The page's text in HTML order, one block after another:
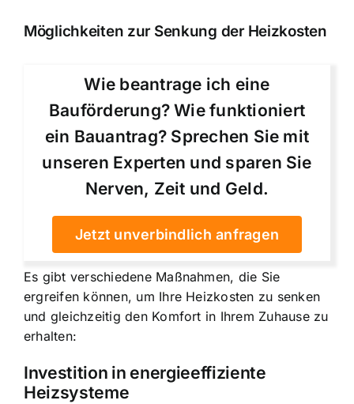
Möglichkeiten zur Senkung der Heizkosten
Wie beantrage ich eine
Bauförderung? Wie funktioniert
ein Bauantrag? Sprechen Sie mit
unseren Experten und sparen Sie
Nerven, Zeit und Geld.
Jetzt unverbindlich anfragen
Es gibt verschiedene Maßnahmen, die Sie
ergreifen können, um Ihre Heizkosten zu senken
und gleichzeitig den Komfort in Ihrem Zuhause zu
erhalten:
Investition in energieeffiziente
Heizsysteme